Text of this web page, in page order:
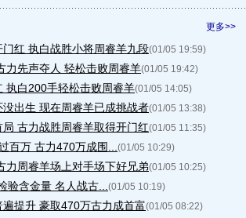
更多>>
红 执白战胜小将周睿羊九段(01/05 19:59)
力先声夺人 轻松击败周睿羊(01/05 19:42)
执白200手轻松击败周睿羊(01/05 14:05)
出生 现在周睿羊已成挑战者(01/05 13:38)
古力战胜周睿羊取得开门红(01/05 11:35)
百万 古力470万成围... (01/05 10:29)
力周睿羊场上对手场下好兄弟(01/05 10:25)
验含金量 名人战古... (01/05 10:19)
提升 豪取470万古力成首富(01/05 08:22)